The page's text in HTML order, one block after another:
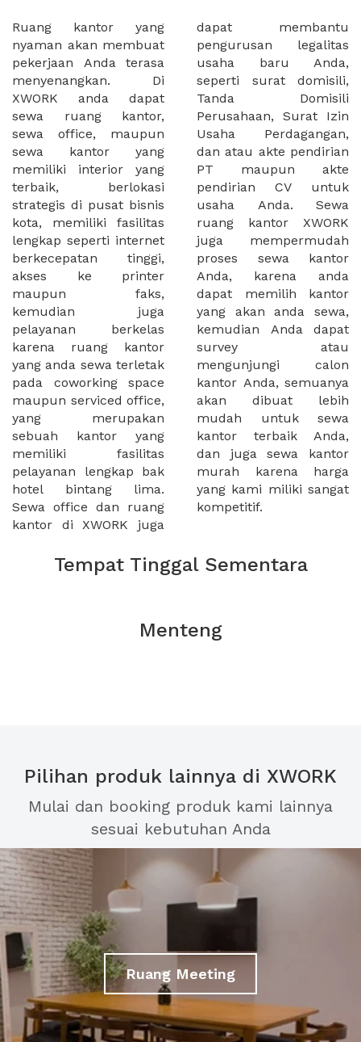
Ruang kantor yang
nyaman akan membuat
pekerjaan Anda terasa
menyenangkan. Di
XWORK anda dapat
sewa ruang kantor,
sewa office, maupun
sewa kantor yang
memiliki interior yang
terbaik, berlokasi
strategis di pusat bisnis
kota, memiliki fasilitas
lengkap seperti internet
berkecepatan tinggi,
akses ke printer
maupun faks,
kemudian juga
pelayanan berkelas
karena ruang kantor
yang anda sewa terletak
pada coworking space
maupun serviced office,
yang merupakan
sebuah kantor yang
memiliki fasilitas
pelayanan lengkap bak
hotel bintang lima.
Sewa office dan ruang
kantor di XWORK juga
dapat membantu
pengurusan legalitas
usaha baru Anda,
seperti surat domisili,
Tanda Domisili
Perusahaan, Surat Izin
Usaha Perdagangan,
dan atau akte pendirian
PT maupun akte
pendirian CV untuk
usaha Anda. Sewa
ruang kantor XWORK
juga mempermudah
proses sewa kantor
Anda, karena anda
dapat memilih kantor
yang akan anda sewa,
kemudian Anda dapat
survey atau
mengunjungi calon
kantor Anda, semuanya
akan dibuat lebih
mudah untuk sewa
kantor terbaik Anda,
dan juga sewa kantor
murah karena harga
yang kami miliki sangat
kompetitif.
Tempat Tinggal Sementara
Menteng
Pilihan produk lainnya di XWORK
Mulai dan booking produk kami lainnya
sesuai kebutuhan Anda
Ruang Meeting